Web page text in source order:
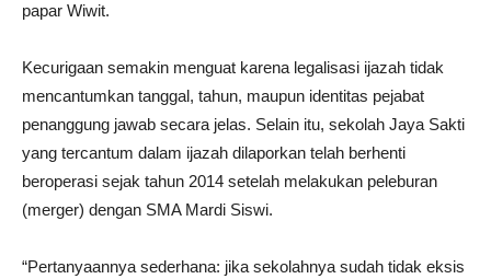
papar Wiwit.
Kecurigaan semakin menguat karena legalisasi ijazah tidak
mencantumkan tanggal, tahun, maupun identitas pejabat
penanggung jawab secara jelas. Selain itu, sekolah Jaya Sakti
yang tercantum dalam ijazah dilaporkan telah berhenti
beroperasi sejak tahun 2014 setelah melakukan peleburan
(merger) dengan SMA Mardi Siswi.
“Pertanyaannya sederhana: jika sekolahnya sudah tidak eksis